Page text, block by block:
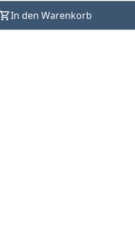
In den Warenkorb